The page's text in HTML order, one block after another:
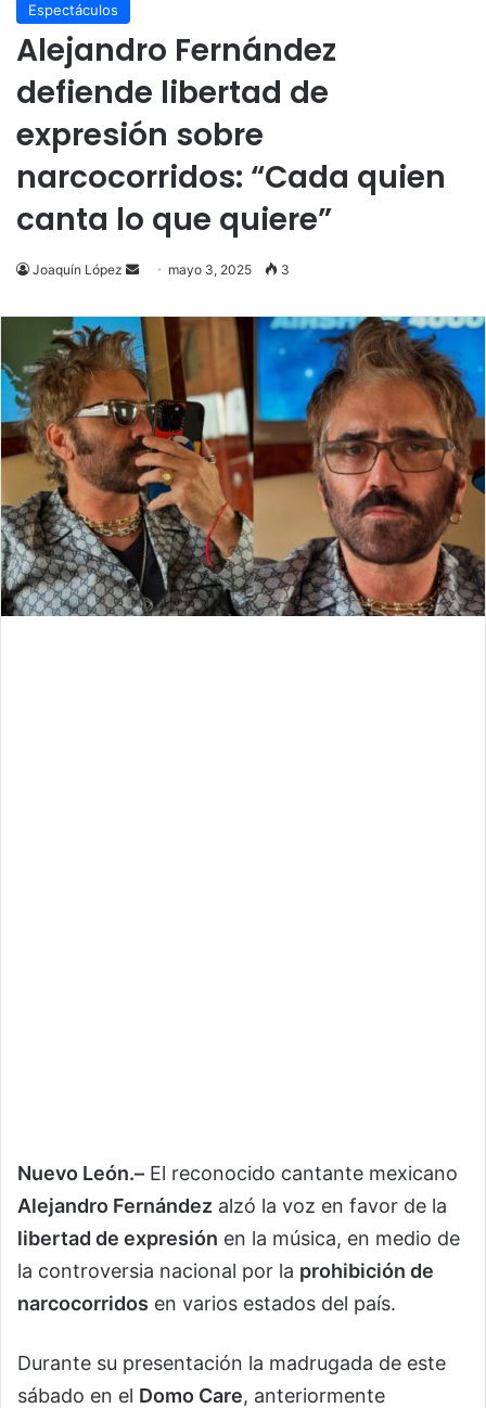
Espectáculos
Alejandro Fernández
defiende libertad de
expresión sobre
narcocorridos: “Cada quien
canta lo que quiere”
Joaquín López
Send
email
mayo 3, 2025 3
Nuevo León.– El reconocido cantante mexicano
Alejandro Fernández alzó la voz en favor de la
libertad de expresión en la música, en medio de
la controversia nacional por la prohibición de
narcocorridos en varios estados del país.
Durante su presentación la madrugada de este
sábado en el Domo Care, anteriormente